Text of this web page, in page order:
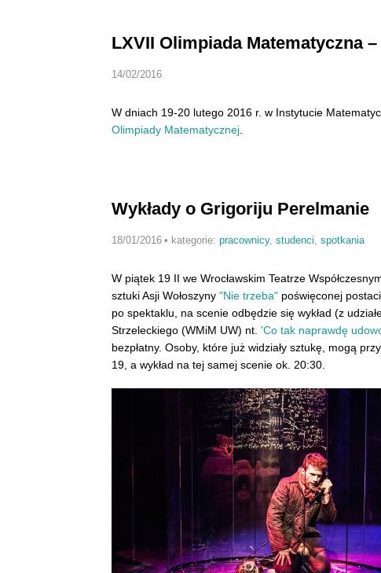
LXVII Olimpiada Matematyczna
14/02/2016
W dniach 19-20 lutego 2016 r. w Instytucie
Olimpiady Matematycznej.
Wykłady o Grigoriju Perelmanie
18/01/2016 • kategorie: pracownicy, studenci spotkania
W piątek 19 II we Wrocławskim Teatrze
sztuki Asji Wołoszyny "Nie trzeba" poświęconej
po spektaklu, na scenie odbędzie się wykład (z
Strzeleckiego (WMiM UW) nt. 'Co tak naprawdę
bezpłatny. Osoby, które już widziały sztukę, mogą
19, a wykład na tej samej scenie ok. 20:30.